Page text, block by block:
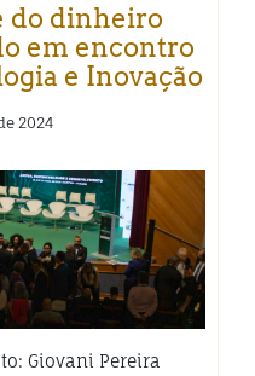
do dinheiro
em encontro
e Inovação
2024
Giovani Pereira